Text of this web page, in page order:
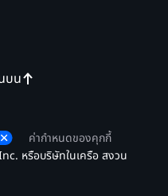
บน
ค่ากำหนดของคุกกี้
หรือบริษัทในเครือ สงวน